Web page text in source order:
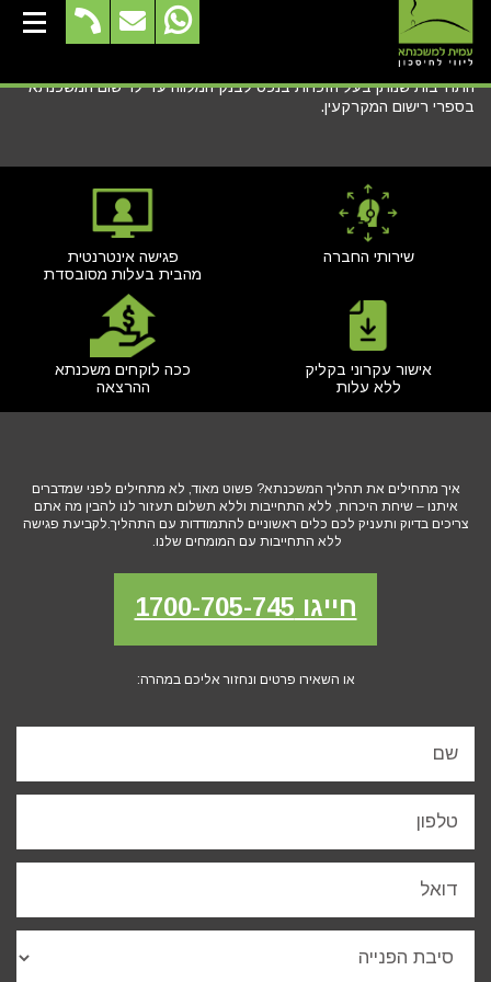
התחייבות לרישום המשכנתא
התחייבות שנותן בעל הזכויות בנכס לבנק המלווה עד לרישום המשכנתא
בספרי רישום המקרקעין.
שירותי החברה
פגישה אינטרנטית
מהבית בעלות מסובסדת
אישור עקרוני בקליק
ללא עלות
ככה לוקחים משכנתא
ההרצאה
איך מתחילים את תהליך המשכנתא? פשוט מאוד, לא מתחילים לפני שמדברים
איתנו – שיחת היכרות, ללא התחייבות וללא תשלום תעזור לנו להבין מה אתם
צריכים בדיוק ותעניק לכם כלים ראשוניים להתמודדות עם התהליך.לקביעת פגישה
ללא התחייבות עם המומחים שלנו.
חייגו 1700-705-745
או השאירו פרטים ונחזור אליכם במהרה: